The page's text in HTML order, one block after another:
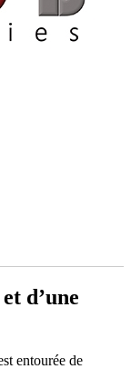
d’une
entourée de